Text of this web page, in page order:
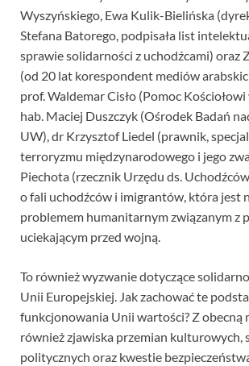
Wyszyńskiego, Ewa Kulik-Bielińska
Stefana Batorego, podpisała list
sprawie solidarności z uchodźcami) oraz
(od 20 lat korespondent mediów
prof. Waldemar Cisło (Pomoc
hab. Maciej Duszczyk (Ośrodek Badań
UW), dr Krzysztof Liedel (prawnik,
terroryzmu międzynarodowego i jego
Piechota (rzecznik Urzędu ds.
o fali uchodźców i imigrantów, która jest
problemem humanitarnym związanym z
uciekającym przed wojną.
To również wyzwanie dotyczące
Unii Europejskiej. Jak zachować te
funkcjonowania Unii wartości? Z obecną
również zjawiska przemian kulturowych,
politycznych oraz kwestie